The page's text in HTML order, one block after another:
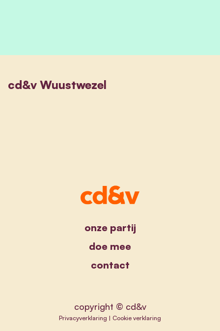
cd&v Wuustwezel
onze partij
doe mee
contact
copyright © cd&v
Privacyverklaring | Cookie verklaring